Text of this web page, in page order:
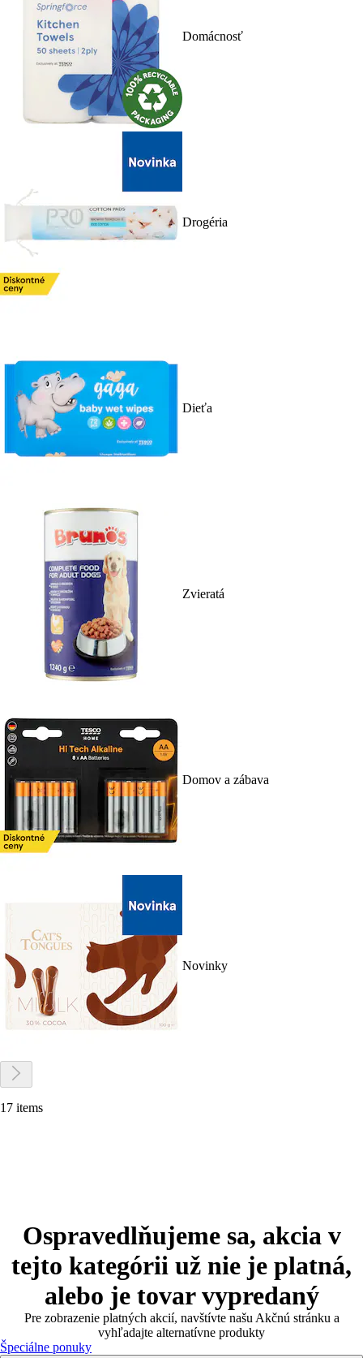
Domácnosť
Drogéria
Dieťa
Zvieratá
Domov a zábava
Novinky
17 items
Ospravedlňujeme sa, akcia v
tejto kategórii už nie je platná,
alebo je tovar vypredaný
Pre zobrazenie platných akcií, navštívte našu Akčnú stránku a
vyhľadajte alternatívne produkty
Špeciálne ponuky